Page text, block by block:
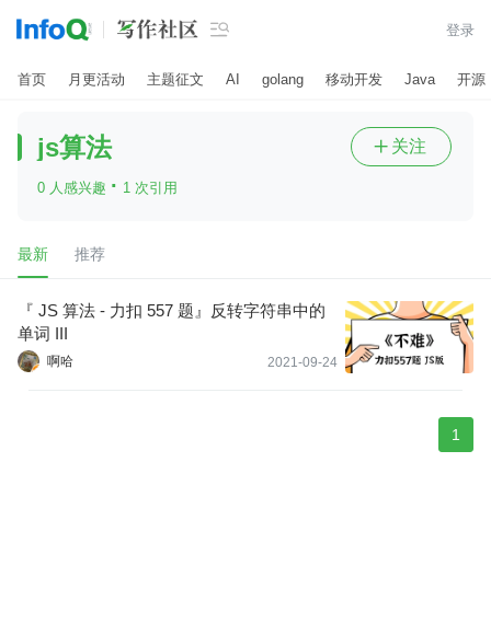
 登录
首页 月更活动 主题征文 AI golang 移动开发 Java 开源
js算法
0 人感兴趣 · 1 次引用
 关注
最新 推荐
『 JS 算法 - 力扣 557 题』反转字符串中的
单词 III
啊哈 2021-09-24
1